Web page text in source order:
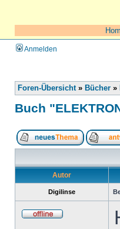
Anmelden
Foren-Übersicht» Bücher »
Buch
Autor
Digilinse